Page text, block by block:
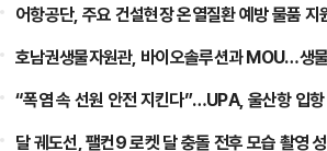
어항공단, 주요 건설현장 온열질환 예방 물품 지
호남권생물자원관, 바이오솔루션과 MOU…생
“폭염 속 선원 안전 지킨다”…UPA, 울산항 입
달 궤도선, 팰컨9 로켓 달 충돌 전후 모습 촬영